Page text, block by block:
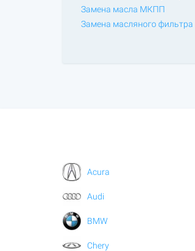
Замена масла МКПП
Замена масляного фильтра
Acura
Audi
BMW
Chery